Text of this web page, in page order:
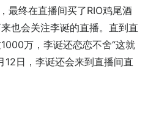
最终在直播间买了RIO鸡尾酒
也会关注李诞的直播。直到直
万，李诞还恋恋不舍“这就
12日，李诞还会来到直播间直